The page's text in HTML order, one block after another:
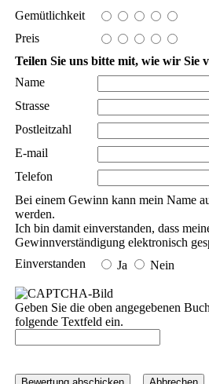
Gemütlichkeit
Preis
Teilen Sie uns bitte mit, wie wir Sie
Name
Strasse
Postleitzahl
E-mail
Telefon
Bei einem Gewinn kann mein Name
werden.
Ich bin damit einverstanden, dass
Gewinnverständigung elektronisch
Einverstanden
Ja Nein
Geben Sie die oben angegebenen
folgende Textfeld ein.